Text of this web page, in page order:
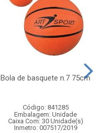
Bola de basquete n.7 75cm
Código: 841285
Embalagem: Unidade
Caixa Com: 30 Unidade(s)
Inmetro: 007517/2019